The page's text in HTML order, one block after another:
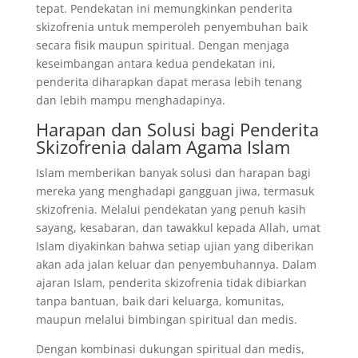
tepat. Pendekatan ini memungkinkan penderita
skizofrenia untuk memperoleh penyembuhan baik
secara fisik maupun spiritual. Dengan menjaga
keseimbangan antara kedua pendekatan ini,
penderita diharapkan dapat merasa lebih tenang
dan lebih mampu menghadapinya.
Harapan dan Solusi bagi Penderita
Skizofrenia dalam Agama Islam
Islam memberikan banyak solusi dan harapan bagi
mereka yang menghadapi gangguan jiwa, termasuk
skizofrenia. Melalui pendekatan yang penuh kasih
sayang, kesabaran, dan tawakkul kepada Allah, umat
Islam diyakinkan bahwa setiap ujian yang diberikan
akan ada jalan keluar dan penyembuhannya. Dalam
ajaran Islam, penderita skizofrenia tidak dibiarkan
tanpa bantuan, baik dari keluarga, komunitas,
maupun melalui bimbingan spiritual dan medis.
Dengan kombinasi dukungan spiritual dan medis,